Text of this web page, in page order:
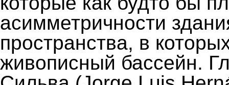
асимметричности
пространства, в
живописный бассейн.